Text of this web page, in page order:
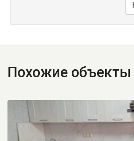
Похожие объекты